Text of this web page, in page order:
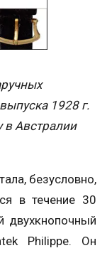
1928 г.
в Австралии
безусловно,
в течение 30
двухкнопочный
Philippe. Он